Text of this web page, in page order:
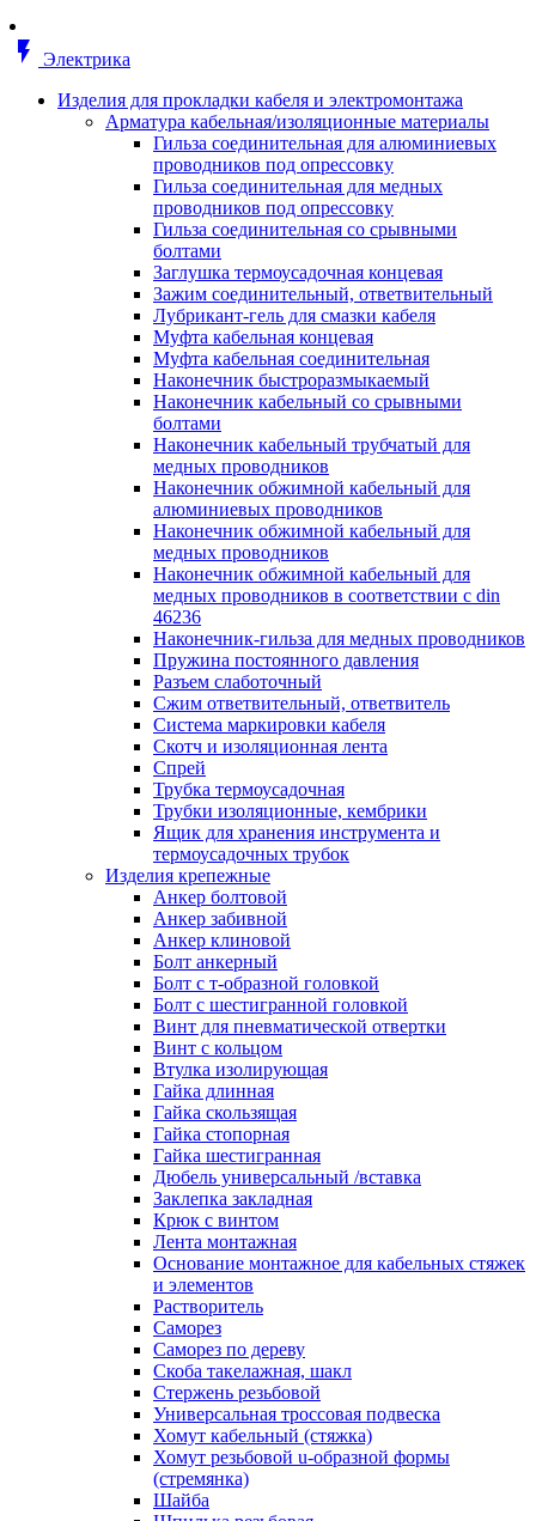
монтажные
Деталь крепежная для несущих и и
профильных реек
Зажим для крышки системы
поддержки кабелей
Кронштейн для кабельного лотка
Крышка для кабельных лотков
лотков
Лоток кабельный лестничный
Лоток кабельный листовой
Лоток кабельный проволочный
Настенный и потолочный
для кабельного лотка
Несущий профиль
лотков
Ответвление т-образное для
лотков
Пластина монтажная для
лотка
Потолочный кронштейн для
прокладки кабеля
Потолочный профиль для
Разделитель для лотка
Рейки профильные
несущие
Секция угловая для кабельных
Соединитель для кабельных
Каналы настенного и потолочного
Зажим кабельный для кабель-
Кабель-канал
Кабель-канал напольный
Кабель-канал настенный
Коробка монтажная для
кабель-канала
Коробка распределительная для
кабель-каналов
Крышка для настенного кабель-
Панель лицевая для настенного
канала
Перегородка разделительная для
настенного кабель-канала
Переходник для кабель-канала
Поворот для кабель-канала
Поворот для настенного кабель-
Рамка для ввода настенного
канала в стену/потолок/щит
Соединитель на стык для
кабель-канала
Соединитель/накладка на стык для
кабель-канала
Угол внешний для кабель-канала
Угол внешний для настенного
канала
Угол т-образный для кабель-
Колодки клеммные
Аксессуары для клеммной
Колодка заземления клеммная
Нулевая шина
Одно-многополюсная клеммная
flash_on
Электрика
Изделия для прокладки кабеля и электромонтажа
Арматура кабельная/изоляционные материалы
Гильза соединительная для алюминиевых
проводников под опрессовку
Гильза соединительная для медных
проводников под опрессовку
Гильза соединительная со срывными
болтами
Заглушка термоусадочная концевая
Зажим соединительный, ответвительный
Лубрикант-гель для смазки кабеля
Муфта кабельная концевая
Муфта кабельная соединительная
Наконечник быстроразмыкаемый
Наконечник кабельный со срывными
болтами
Наконечник кабельный трубчатый для
медных проводников
Наконечник обжимной кабельный для
алюминиевых проводников
Наконечник обжимной кабельный для
медных проводников
Наконечник обжимной кабельный для
медных проводников в соответствии с din
46236
Наконечник-гильза для медных проводников
Пружина постоянного давления
Разъем слаботочный
Сжим ответвительный, ответвитель
Система маркировки кабеля
Скотч и изоляционная лента
Спрей
Трубка термоусадочная
Трубки изоляционные, кембрики
Ящик для хранения инструмента и
термоусадочных трубок
Изделия крепежные
Анкер болтовой
Анкер забивной
Анкер клиновой
Болт анкерный
Болт с т-образной головкой
Болт с шестигранной головкой
Винт для пневматической отвертки
Винт с кольцом
Втулка изолирующая
Гайка длинная
Гайка скользящая
Гайка стопорная
Гайка шестигранная
Дюбель универсальный /вставка
Заклепка закладная
Крюк с винтом
Лента монтажная
Основание монтажное для кабельных стяжек
и элементов
Растворитель
Саморез
Саморез по дереву
Скоба такелажная, шакл
Стержень резьбовой
Универсальная троссовая подвеска
Хомут кабельный (стяжка)
Хомут резьбовой u-образной формы
(стремянка)
Шайба